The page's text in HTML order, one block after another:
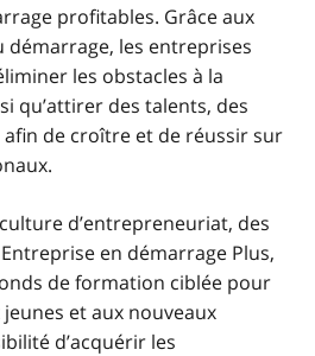
profitables. Grâce aux
démarrage, les entreprises
les obstacles à la
qu’attirer des talents, des
de croître et de réussir sur
d’entrepreneuriat, des
en démarrage Plus,
de formation ciblée pour
et aux nouveaux
d’acquérir les